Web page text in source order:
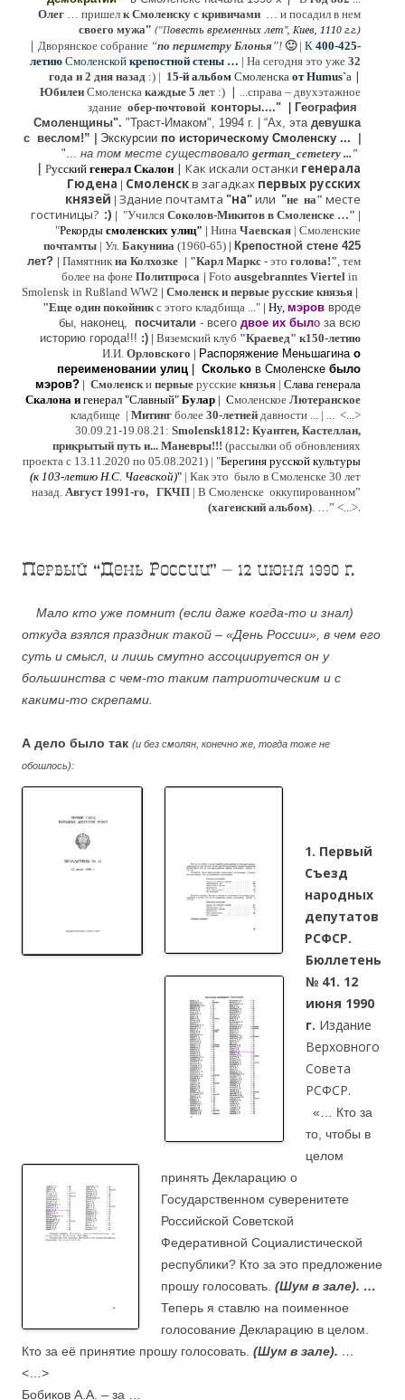
Олег … пришел к Смоленску с кривичами … и посадил в нем
своего мужа" ("Повесть временных лет", Киев, 1110 г.г.)
| Дворянское собрание “по периметру Блонья”! 🙂| К 400-425-
летию Смоленской крепостной стены … | На сегодня это уже 32
года и 2 дня назад :) | 15-й альбом Смоленска от Humus`a |
Юбилеи Смоленска каждые 5 лет :) | ...справа – двухэтажное
здание обер-почтовой конторы...."
Гeография
Cмоленщины". "Траст-Имаком", 1994 г. “Ах, эта девушка
с веслом!”
Экскурсии по историческому Смоленску ...
"... на том месте существовало german_cemetery ..."
| Русский генерал Скалон | Как искали останки генерала
Гюдена | Смоленскв загадках первых русских
князей | Здание почтамта "на"или "не на" месте
гостиницы? :) | "Учился Соколов-Микитов в Смоленске …" |
"Рекорды смоленских улиц" | Нина Чаевская | Смоленские
почтамты | Ул. Бакунина (1960-65) | Крепостной стене 425
лет? | Памятник на Колхозке | "Карл Маркс - это голова!", тем
более на фоне Политпроса | Foto ausgebranntes Viertel in
Smolensk in Rußland WW2 | Смоленск и первые русские князья |
"Еще один покойникс этого кладбища ..." | Ну, мэров вроде
бы, наконец, посчитали - всего двое их было за всю
историю города!!! :) | Вяземский клуб "Краевед" к150-летию
И.И. Орловского | Распоряжение Меньшагина о
переименовании улиц
Сколько в Смоленске было
мэров? | Смоленски первые русские князья | Слава генерала
Скалона и генерал "Славный" Булар | Смоленское Лютерaнское
кладбище | Митинг более 30-летней давности ... | ... <...>
30.09.21-19.08.21: Smolensk1812: Куантен, Кастеллан,
прикрытый путь и... Маневры!!! (рассылки об обновлениях
проекта с 13.11.2020 по 05.08.2021) | "Берегиня русской культуры
(к 103-летию Н.С. Чаевской)" | Как это было в Смоленске 30 лет
назад. Август 1991-го, ГКЧП | В Смоленске оккупированном”
(хагенский альбом). …” <...>.
Первый “День России” – 12 июня 1990 г.
Мало кто уже помнит (если даже когда-то и знал)
откуда взялся праздник такой – «День России», в чем его
суть и смысл, и лишь смутно ассоциируется он у
большинства с чем-то таким патриотическим и с
какими-то скрепами.
А дело было так (и без смолян, конечно же, тогда тоже не
обошлось):
1. Первый
Съезд
народных
депутатов
РСФСР.
Бюллетень
№ 41. 12
июня 1990
г. Издание
Верховного
Совета
РСФСР.
«… Кто за
то, чтобы в
целом
принять Декларацию о
Государственном суверенитете
Российской Советской
Федеративной Социалистической
республики? Кто за это предложение
прошу голосовать. (Шум в зале). …
Теперь я ставлю на поименное
голосование Декларацию в целом.
Кто за её принятие прошу голосовать. (Шум в зале). …
<…>
Бобиков А.А. – за …